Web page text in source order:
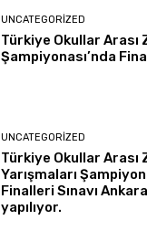
UNCATEGORIZED
Türkiye Okullar Arası
Şampiyonası’nda
UNCATEGORIZED
Türkiye Okullar Arası
Yarışmaları
Finalleri Sınavı
yapılıyor.